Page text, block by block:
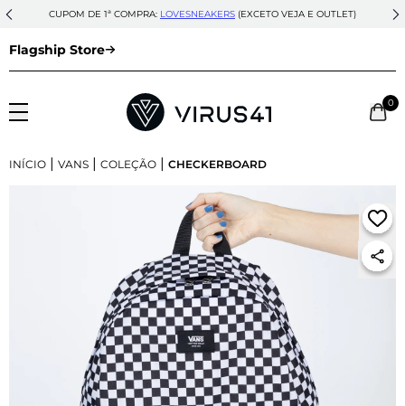
CUPOM DE 1ª COMPRA: LOVESNEAKERS (EXCETO VEJA E OUTLET)
Flagship Store
0
INÍCIO | VANS | COLEÇÃO | CHECKERBOARD